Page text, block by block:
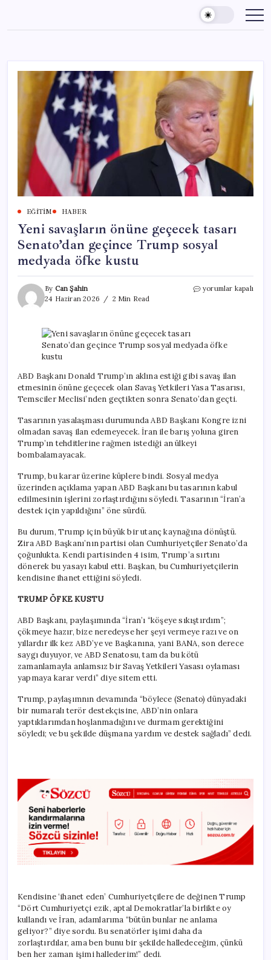
content
EĞITIM HABER
Yeni savaşların önüne geçecek tasarı
Senato’dan geçince Trump sosyal
medyada öfke kustu
By Can Şahin
24 Haziran 2026
2 Min Read
Yeni
geçince
medyada
öfke
kustu
yorumlar kapalı
ABD Başkanı Donald Trump’ın aklına estiği gibi savaş ilan
etmesinin önüne geçecek olan Savaş Yetkileri Yasa Tasarısı,
Temsciler Meclisi’nden geçtikten sonra Senato’dan geçti.
Tasarının yasalaşması durumunda ABD Başkanı Kongre izni
olmadan savaş ilan edemeyecek. İran ile barış yoluna giren
Trump’ın tehditlerine rağmen istediği an ülkeyi
bombalamayacak.
Trump, bu karar üzerine küplere bindi. Sosyal medya
üzerinden açıklama yapan ABD Başkanı bu tasarının kabul
edilmesinin işlerini zorlaştırdığını söyledi. Tasarının “İran’a
destek için yapıldığını” öne sürdü.
Bu durum, Trump için büyük bir utanç kaynağına dönüştü.
Zira ABD Başkanı’nın partisi olan Cumhuriyetçiler Senato’da
çoğunlukta. Kendi partisinden 4 isim, Trump’a sırtını
dönerek bu yasayı kabul etti. Başkan, bu Cumhuriyetçilerin
kendisine ihanet ettiğini söyledi.
TRUMP ÖFKE KUSTU
ABD Başkanı, paylaşımında “İran’ı “köşeye sıkıştırdım”;
çökmeye hazır, bize neredeyse her şeyi vermeye razı ve on
yıllardır ilk kez ABD’ye ve Başkanına, yani BANA, son derece
saygı duyuyor, ve ABD Senatosu, tam da bu kötü
zamanlamayla anlamsız bir Savaş Yetkileri Yasası oylaması
yapmaya karar verdi” diye sitem etti.
Trump, paylaşımnın devamında “böylece (Senato) dünyadaki
bir numaralı terör destekçisine, ABD’nin onlara
yaptıklarımdan hoşlanmadığını ve durmam gerektiğini
söyledi; ve bu şekilde düşmana yardım ve destek sağladı” dedi.
Kendisine ‘ihanet eden’ Cumhuriyetçilere de değinen Trump
“Dört Cumhuriyetçi ezik, aptal Demokratlar’la birlikte oy
kullandı ve İran, adamlarıma “bütün bunlar ne anlama
geliyor?” diye sordu. Bu senatörler işimi daha da
zorlaştırdılar, ama ben bunu bir şekilde halledeceğim, çünkü
ben her zaman işimi hallederim!” dedi.